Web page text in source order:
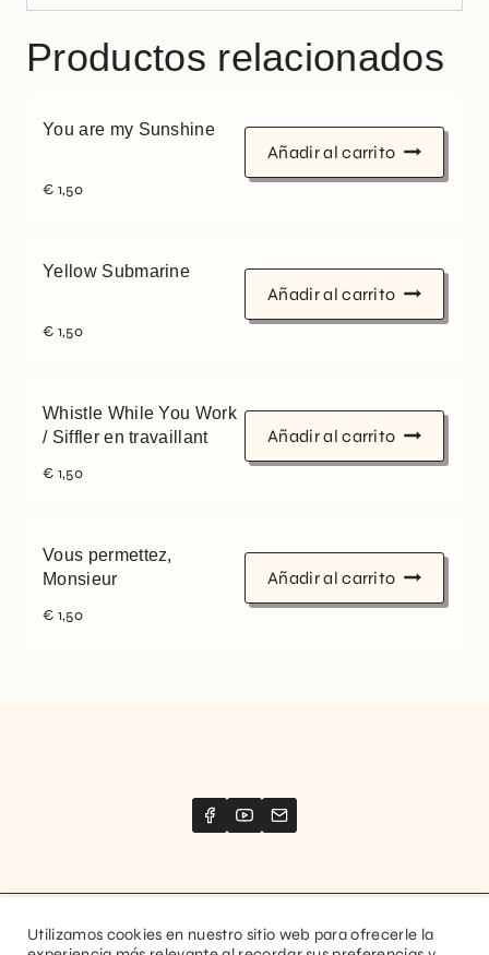
Productos relacionados
You are my Sunshine
€ 1,50
Añadir al carrito
Yellow Submarine
€ 1,50
Añadir al carrito
Whistle While You Work
/ Siffler en travaillant
€ 1,50
Añadir al carrito
Vous permettez,
Monsieur
€ 1,50
Añadir al carrito
Utilizamos cookies en nuestro sitio web para ofrecerle la